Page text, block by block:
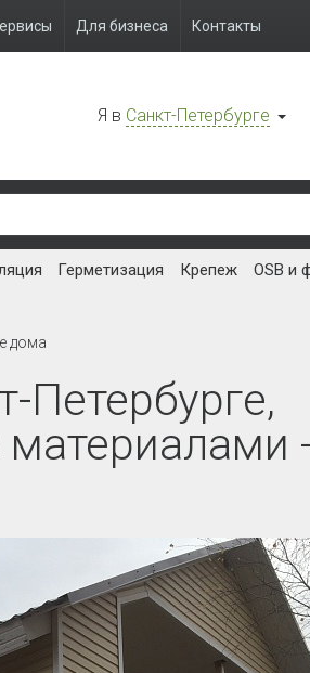
Для бизнеса Контакты
Я в Санкт-Петербурге
Герметизация Крепеж OSB и
дома
Петербурге,